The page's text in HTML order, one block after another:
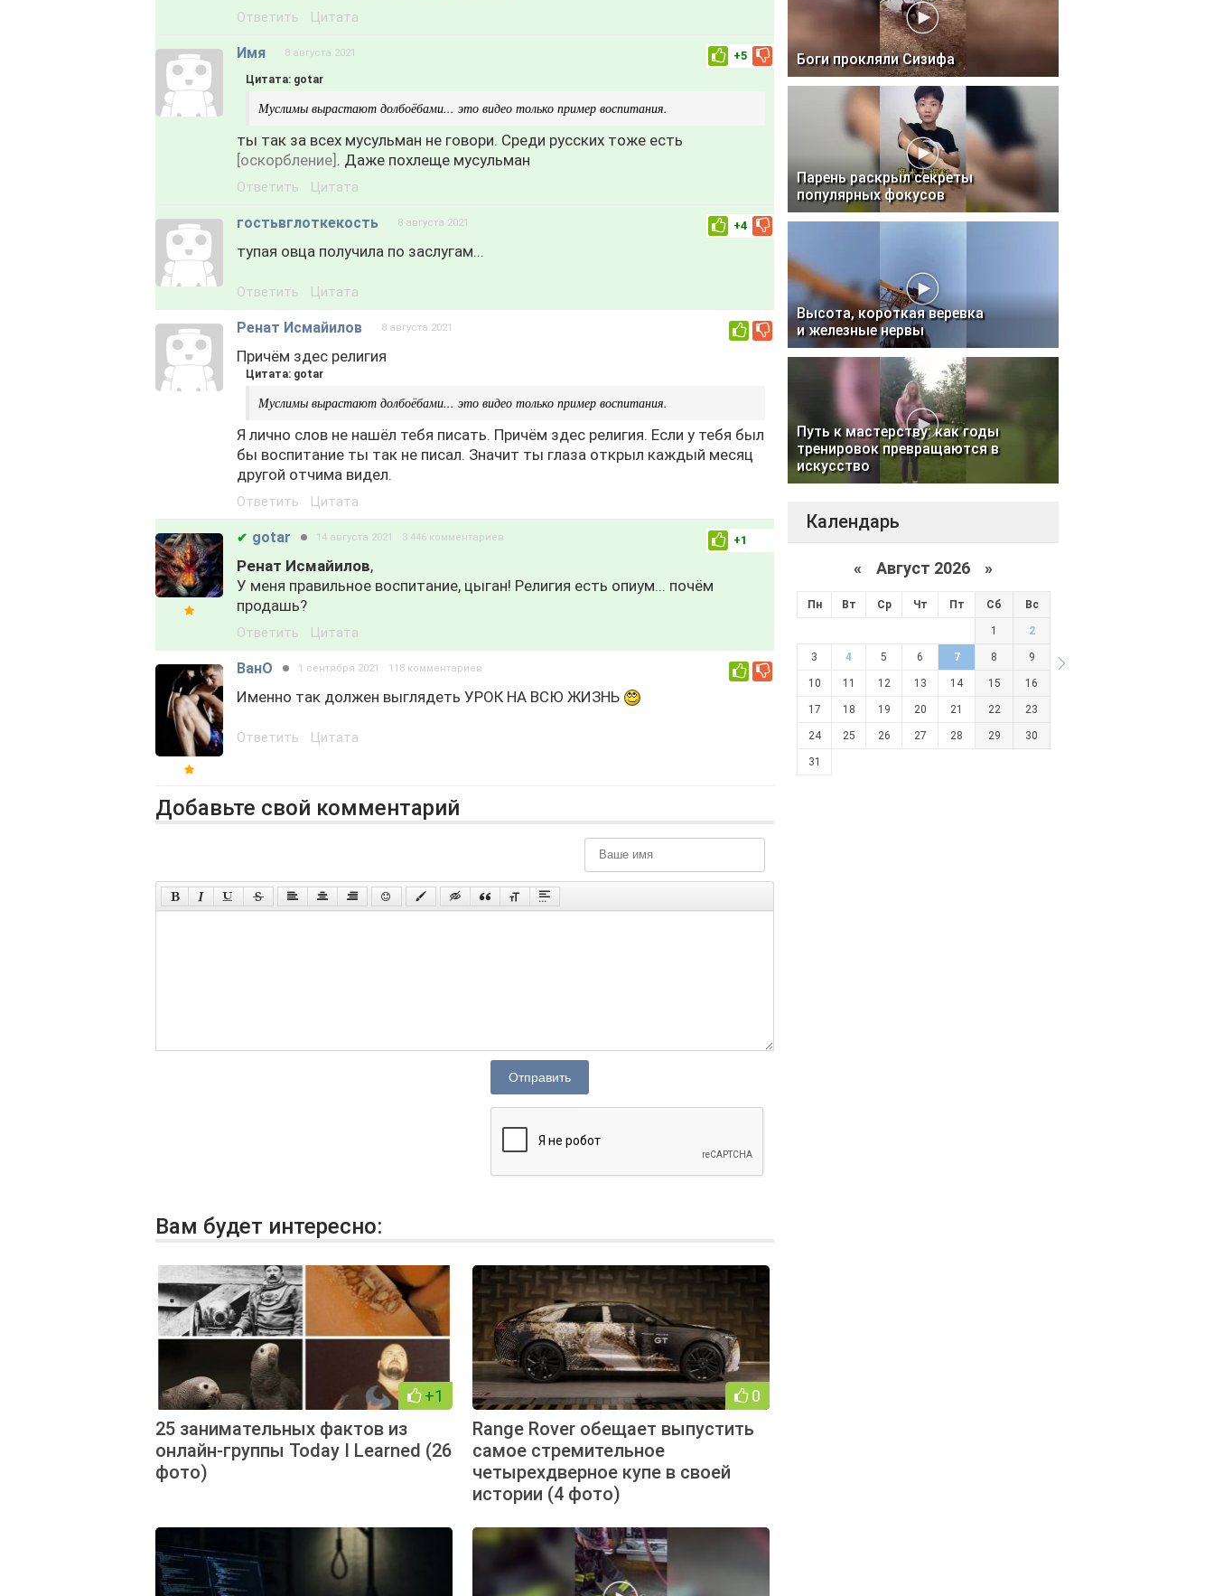
Ответить Цитата
Имя 8 августа 2021 +5
Цитата: gotar
Муслимы вырастают долбоёбами... это видео только пример воспитания.
ты так за всех мусульман не говори. Среди русских тоже есть
[оскорбление] . Даже похлеще мусульман
Ответить Цитата
гостьвглоткекость 8 августа 2021 +4
тупая овца получила по заслугам...
Ответить Цитата
Ренат Исмайилов 8 августа 2021 0
Причём здес религия
Цитата: gotar
Муслимы вырастают долбоёбами... это видео только пример воспитания.
Я лично слов не нашёл тебя писать. Причём здес религия. Если у тебя был
бы воспитание ты так не писал. Значит ты глаза открыл каждый месяц
другой отчима видел.
Ответить Цитата
gotar
✔ 14 августа 2021 3 446 комментариев +1
Ренат Исмайилов,
У меня правильное воспитание, цыган! Религия есть опиум... почём
продашь?
Ответить Цитата
ВанО 1 сентября 2021 118 комментариев 0
Именно так должен выглядеть УРОК НА ВСЮ ЖИЗНЬ
Ответить Цитата
Добавьте свой комментарий
Отправить
Вам будет интересно:
+1
25 занимательных фактов из
онлайн-группы Today I Learned (26
фото)
0
Range Rover обещает выпустить
самое стремительное
четырехдверное купе в своей
истории (4 фото)
Боги прокляли Сизифа
Парень раскрыл секреты
популярных фокусов
Высота, короткая веревка
и железные нервы
Путь к мастерству: как годы
тренировок превращаются в
искусство
Календарь
« Август 2026 »
Пн Вт Ср Чт Пт Сб Вс
1 2
3 4 5 6 7 8 9
10 11 12 13 14 15 16
17 18 19 20 21 22 23
24 25 26 27 28 29 30
31